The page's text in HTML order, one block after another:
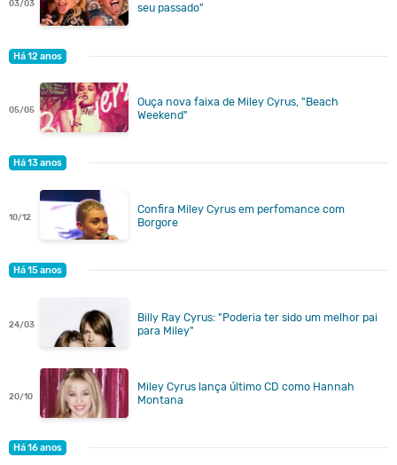
03/03
seu passado"
Há 12 anos
05/05
Ouça nova faixa de Miley Cyrus, "Beach
Weekend"
Há 13 anos
10/12
Confira Miley Cyrus em perfomance com
Borgore
Há 15 anos
24/03
Billy Ray Cyrus: "Poderia ter sido um melhor pai
para Miley"
20/10
Miley Cyrus lança último CD como Hannah
Montana
Há 16 anos